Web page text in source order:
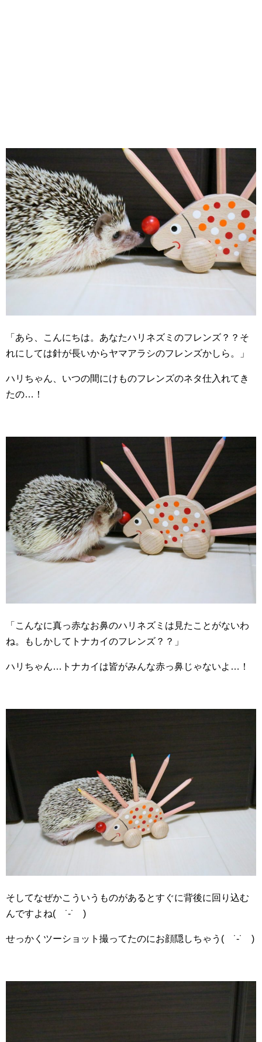
「あら、こんにちは。あなたハリネズミのフレンズ？？そ
れにしては針が長いからヤマアラシのフレンズかしら。」
ハリちゃん、いつの間にけものフレンズのネタ仕入れてき
たの…！
「こんなに真っ赤なお鼻のハリネズミは見たことがないわ
ね。もしかしてトナカイのフレンズ？？」
ハリちゃん…トナカイは皆がみんな赤っ鼻じゃないよ…！
そしてなぜかこういうものがあるとすぐに背後に回り込む
んですよね( ˙-˙ )
せっかくツーショット撮ってたのにお顔隠しちゃう( ˙-˙ )